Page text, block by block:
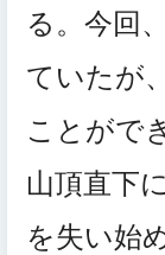
る。今回
ていたが
ことがで
山頂直下
を失い始